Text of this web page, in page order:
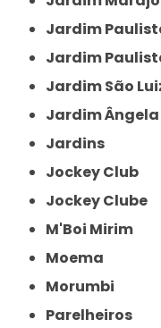
Jardim
Jardim
Jardim São
Jardim Ângela
Jardins
Jockey Club
Jockey Clube
M'Boi Mirim
Moema
Morumbi
Parelheiros